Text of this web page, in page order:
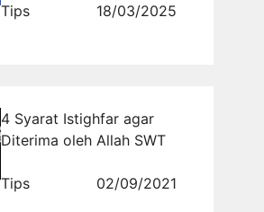
Tips
18/03/2025
4 Syarat Istighfar agar
Diterima oleh Allah SWT
Tips 02/09/2021